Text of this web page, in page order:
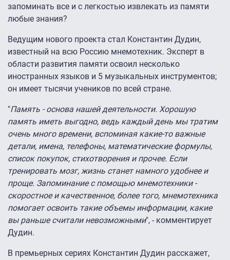
запоминать все и с легкостью извлекать из памяти
любые знания?
Ведущим нового проекта стал Константин Дудин,
известный на всю Россию мнемотехник. Эксперт в
области развития памяти освоил несколько
иностранных языков и 5 музыкальных инструментов;
он имеет тысячи учеников по всей стране.
"Память - основа нашей деятельности. Хорошую
память иметь выгодно, ведь каждый день мы тратим
очень много времени, вспоминая какие-то важные
детали, имена, телефоны, математические формулы,
список покупок, стихотворения и прочее. Если
тренировать мозг, жизнь станет намного удобнее и
проще. Запоминание с помощью мнемотехники -
скоростное и качественное, более того, мнемотехника
помогает освоить такие объемы информации, какие
вы раньше считали невозможными", - комментирует
Дудин.
В премьерных сериях Константин Дудин расскажет,